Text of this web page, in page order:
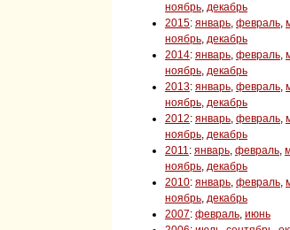
ноябрь, декабрь
2015: январь, февраль,
ноябрь, декабрь
2014: январь, февраль,
ноябрь, декабрь
2013: январь, февраль,
ноябрь, декабрь
2012: январь, февраль,
ноябрь, декабрь
2011: январь, февраль,
ноябрь, декабрь
2010: январь, февраль,
ноябрь, декабрь
2007: февраль, июнь